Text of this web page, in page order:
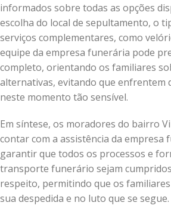
informados sobre todas as opções
escolha do local de sepultamento, o
serviços complementares, como
equipe da empresa funerária pode
completo, orientando os familiares
alternativas, evitando que enfrentem
neste momento tão sensível.
Em síntese, os moradores do bairro
contar com a assistência da empresa
garantir que todos os processos e
transporte funerário sejam
respeito, permitindo que os
sua despedida e no luto que se segue.